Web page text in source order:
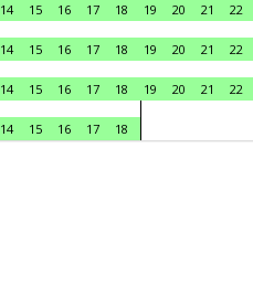
14 15 16 17 18 19 20 21 22
14 15 16 17 18 19 20 21 22
14 15 16 17 18 19 20 21 22
14 15 16 17 18